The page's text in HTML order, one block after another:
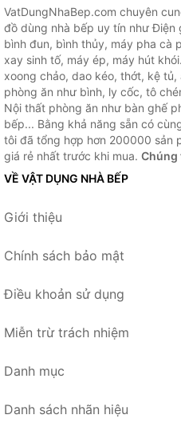
VatDungNhaBep.com chuyên
đồ dùng nhà bếp uy tín như Điện
bình đun, bình thủy, máy pha cà
xay sinh tố, máy ép, máy hút
xoong chảo, dao kéo, thớt, kệ
phòng ăn như bình, ly cốc, tô
Nội thất phòng ăn như bàn ghế
bếp... Bằng khả năng sẵn có
tôi đã tổng hợp hơn 200000 sản
giá rẻ nhất trước khi mua. Chúng
VỀ VẬT DỤNG NHÀ BẾP
Giới thiệu
Chính sách bảo mật
Điều khoản sử dụng
Miễn trừ trách nhiệm
Danh mục
Danh sách nhãn hiệu